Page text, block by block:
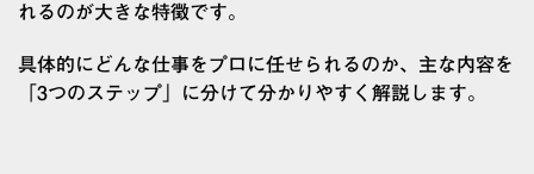
れるのが大きな特徴です。
具体的にどんな仕事をプロに任せられるのか、主な内容を
「3つのステップ」に分けて分かりやすく解説します。